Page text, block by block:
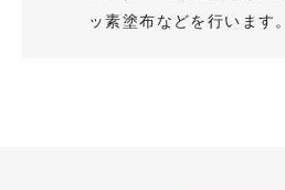
ッ素塗布などを行います。